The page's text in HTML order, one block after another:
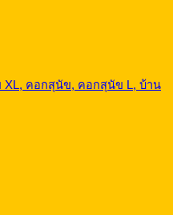
XL, คอกสุนัข, คอกสุนัข L, บ้าน